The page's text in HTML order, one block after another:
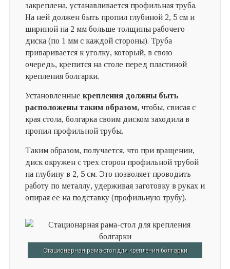
закреплена, устанавливается профильная труба.
На ней должен быть пропил глубиной 2, 5 см и
шириной на 2 мм больше толщины рабочего
диска (по 1 мм с каждой стороны). Труба
приваривается к уголку, который, в свою
очередь, крепится на столе перед пластиной
крепления болгарки.
Установленные крепления должны быть
расположены таким образом,чтобы, свисая с
края стола, болгарка своим диском заходила в
пропил профильной трубы.
Таким образом, получается, что при вращении,
диск окружен с трех сторон профильной трубой
на глубину в 2, 5 см. Это позволяет проводить
работу по металлу, удерживая заготовку в руках и
опирая ее на подставку (профильную трубу).
Стационарная рама-стол для крепления болгарки